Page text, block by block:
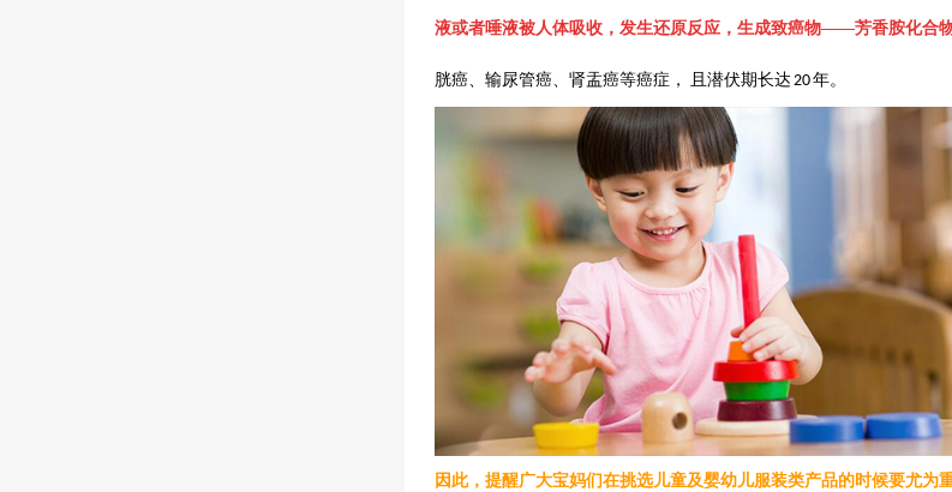
液或者唾液被人体吸收，发生还原反应，生成致癌物——芳香胺化合物
胱癌、输尿管癌、肾盂癌等癌症， 且潜伏期长达20年。
因此，提醒广大宝妈们在挑选儿童及婴幼儿服装类产品的时候要尤